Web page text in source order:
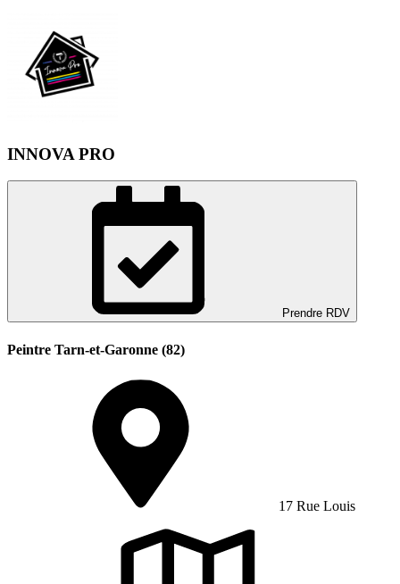
INNOVA PRO
Prendre RDV
Peintre Tarn-et-Garonne (82)
17 Rue Louis